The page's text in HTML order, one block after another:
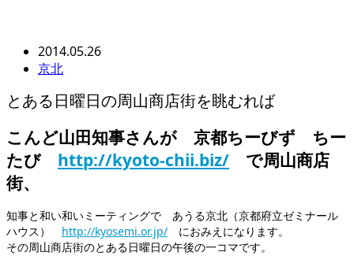
2014.05.26
京北
とある日曜日の周山商店街を眺むれば
こんど山田知事さんが 京都ちーびず ちー
たび http://kyoto-chii.biz/ で周山商店
街、
知事と和い和いミーティングで あうる京北（京都府立ゼミナール
ハウス） http://kyosemi.or.jp/ におみえになります。
その周山商店街のとある日曜日の午後の一コマです。